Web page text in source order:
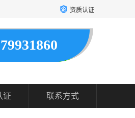
资质认证
证 联系方式